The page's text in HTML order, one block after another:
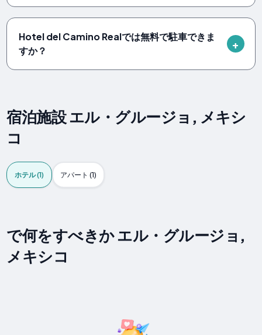
Hotel del Camino Realでは無料で駐車できま
すか？
宿泊施設 エル・グルージョ, メキシ
コ
ホテル (1) アパート (1)
で何をすべきか エル・グルージョ,
メキシコ